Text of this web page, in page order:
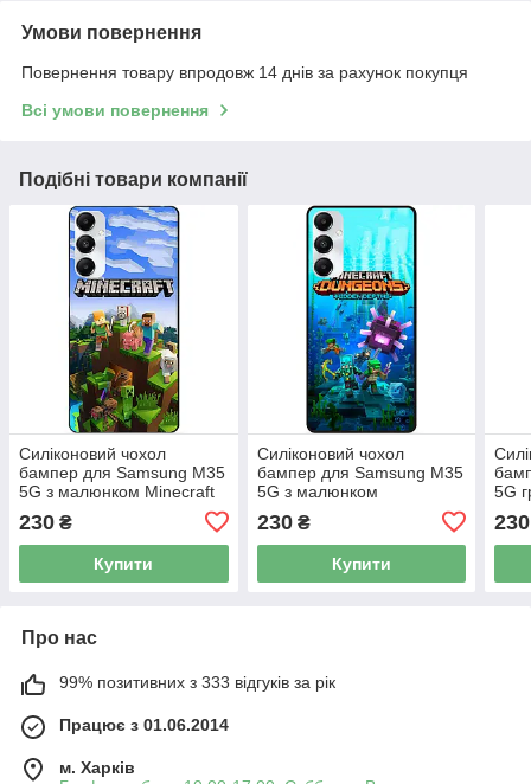
Умови повернення
Повернення товару впродовж 14 днів за рахунок покупця
Всі умови повернення
Подібні товари компанії
Силіконовий чохол
бампер для Samsung M35
5G з малюнком Minecraft
230 ₴
Купити
Силіконовий чохол
бампер для Samsung M35
5G з малюнком
230₴
Купити
5G
230
Про нас
99% позитивних з 333 відгуків за рік
Працює з 01.06.2014
м. Харків